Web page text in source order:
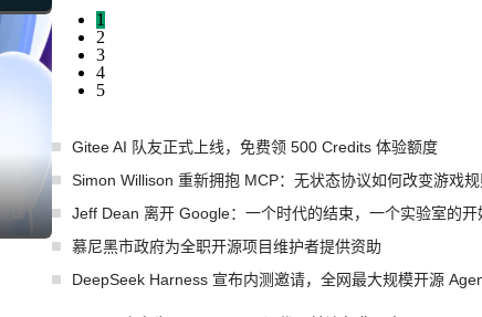
成
1
2
3
4
5
Gitee AI 队友正式上线，免费领 500 Credits 体验额度
Simon Willison 重新拥抱 MCP：无状态协议如何改变游戏规
Jeff Dean 离开 Google：一个时代的结束，一个实验室的开
慕尼黑市政府为全职开源项目维护者提供资助
DeepSeek Harness 宣布内测邀请，全网最大规模开源